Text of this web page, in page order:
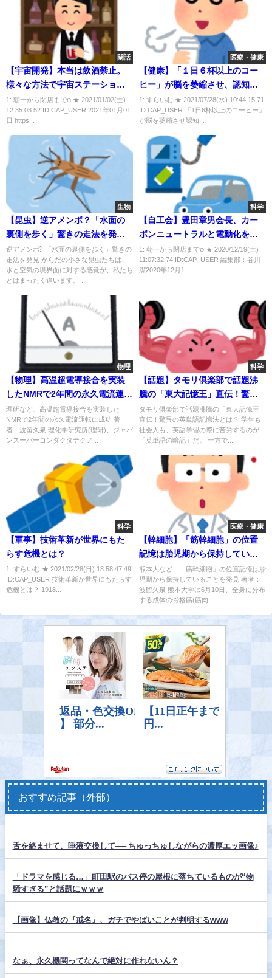
閑話
【宇宙開発】本当は飲酒禁止。
様々な方法で宇宙ステーション
にアルコールを「密輸」したロ
シアの宇宙飛行士たち
1: 朝一から閉店までφ ★ 2021/01/02(土)
12:35:03.52 ID:CAP_USER 2021年01月01
日 https...
医療・健康
【健康】「１日６杯以上のコー
ヒー」が脳を萎縮させ、認知症
リスクを高める！？
1: すらいむ ★ 2021/07/28(水) 10:44:15.71
ID:CAP_USER 「1日6杯以上のコーヒー」
が脳を萎縮させ認知...
生物
【昆虫】逆アメンボ？「水面の
裏側を歩く」驚きの走法を発
見！
逆アメンボ⁈ 「水面の裏側を歩く」驚きの
走法を発見 からだの小さな昆虫たちは、
水と空気の境界面に対する感覚が、私たち
とはまったく違います。 ...
科学
【自工会】豊田章男会長、カー
ボンニュートラルと電動化を語
る
1: 朝一から閉店までφ ★ 2020/12/19(土)
11:07:32.74 ID:CAP_USER 編集部：谷川
潔2020年12月1...
物理
【物理】高温超電導接合を実装
したNMRで2年間の永久電流運転
に成功
理研など、高温超電導接合を実装した
NMRで2年間の永久電流運転に成功 著
者：波留久泉 理化学研究所(理研)、ジャパ
ンスーパーコンダクタテクノ...
科学
【話題】タモリ倶楽部で話題沸
騰の「東大記憶王」直伝！驚異
の英単語記憶法とは？
タモリ倶楽部で話題沸騰の「東大記憶王」
直伝！驚異の英単語記憶法とは？ 学生も
社会人も、英語学習の際に苦労するのが
「英単語の暗記」だ。 一方で...
科学
【軍事】技術革新が世界にもた
らす危機とは？
1: すらいむ ★ 2021/02/28(日) 18:58:47.49
ID:CAP_USER 技術革新が世界にもたらす
危機とは？ 1918...
医療・健康
【幹細胞】「筋幹細胞」の位置
記憶は胎児期から保持してい
た！
熊本大など、「筋幹細胞」の位置記憶は胎
児期から保持していることを発見 著者：
波留久泉 熊本大学は6月10日、全身に分布
する成体の骨格筋(筋肉...
おすすめ記事（外部）
舌を絡ませて、唾液交換して── ちゅっちゅしながらの濃厚エッ画像♪
「ドラマを感じる…」町田駅のバス停の屋根に落ちているものが“物
騒すぎる”と話題にｗｗｗ
【画像】仏教の『戒名』、ガチでやばいことが判明するwww
なぁ、永久機関ってなんで絶対に作れないん？